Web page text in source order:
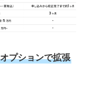
オプションで拡張